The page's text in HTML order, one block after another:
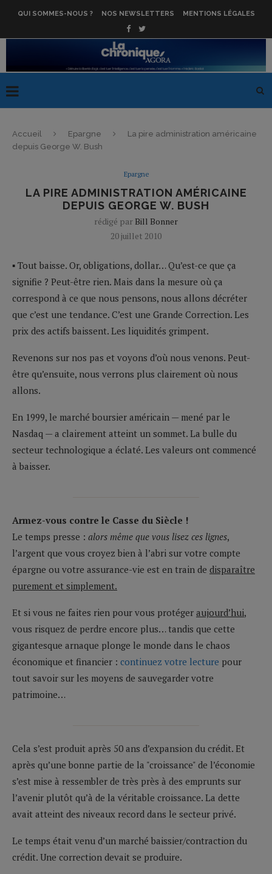
QUI SOMMES-NOUS ? NOS NEWSLETTERS MENTIONS LÉGALES
Accueil Epargne
La pire administration américaine
depuis George W. Bush
Epargne
LA PIRE ADMINISTRATION AMÉRICAINE
DEPUIS GEORGE W. BUSH
rédigé par Bill Bonner
20 juillet 2010
▪ Tout baisse. Or, obligations, dollar… Qu’est-ce que ça
signifie ? Peut-être rien. Mais dans la mesure où ça
correspond à ce que nous pensons, nous allons décréter
que c’est une tendance. C’est une Grande Correction. Les
prix des actifs baissent. Les liquidités grimpent.
Revenons sur nos pas et voyons d’où nous venons. Peut-
être qu’ensuite, nous verrons plus clairement où nous
allons.
En 1999, le marché boursier américain — mené par le
Nasdaq — a clairement atteint un sommet. La bulle du
secteur technologique a éclaté. Les valeurs ont commencé
à baisser.
Armez-vous contre le Casse du Siècle !
Le temps presse : alors même que vous lisez ces lignes,
l’argent que vous croyez bien à l’abri sur votre compte
épargne ou votre assurance-vie est en train de disparaître
purement et simplement.
Et si vous ne faites rien pour vous protéger aujourd’hui,
vous risquez de perdre encore plus… tandis que cette
gigantesque arnaque plonge le monde dans le chaos
économique et financier : continuez votre lecture pour
tout savoir sur les moyens de sauvegarder votre
patrimoine…
Cela s’est produit après 50 ans d’expansion du crédit. Et
après qu’une bonne partie de la "croissance" de l’économie
s’est mise à ressembler de très près à des emprunts sur
l’avenir plutôt qu’à de la véritable croissance. La dette
avait atteint des niveaux record dans le secteur privé.
Le temps était venu d’un marché baissier/contraction du
crédit. Une correction devait se produire.